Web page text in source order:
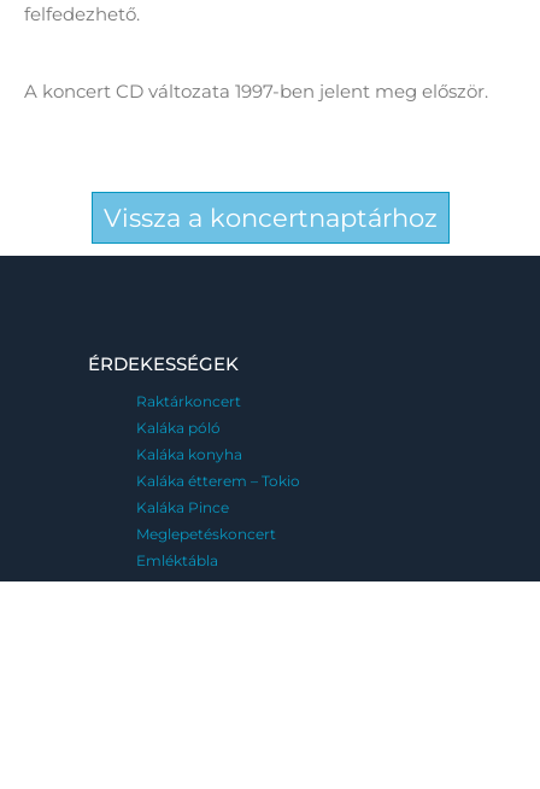
felfedezhető.
A koncert CD változata 1997-ben jelent meg először.
Vissza a koncertnaptárhoz
ÉRDEKESSÉGEK
Raktárkoncert
Kaláka póló
Kaláka konyha
Kaláka étterem – Tokio
Kaláka Pince
Meglepetéskoncert
Emléktábla